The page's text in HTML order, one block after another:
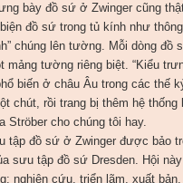
bày đồ sứ ở Zwinger cũng
đồ sứ trong tủ kính như
chúng lên tường. Mỗi dòng đồ
mảng tường riêng biệt. “Kiểu
biến ở châu Âu trong các thế
chút, rồi trang bị thêm hệ
Ströber cho chúng tôi hay.
tập đồ sứ ở Zwinger được bảo
sưu tập đồ sứ Dresden. Hội
nghiên cứu, triển lãm, xuất